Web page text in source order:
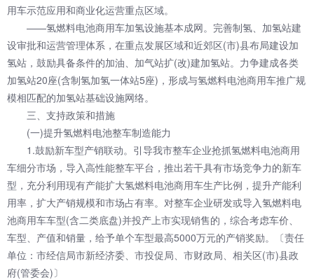
用车示范应用和商业化运营重点区域。
——氢燃料电池商用车加氢设施基本成网。完善制氢、加氢站建
设审批和运营管理体系，在重点发展区域和近郊区(市)县布局建设加
氢站，鼓励具备条件的加油、加气站扩(改)建加氢站。力争建成各类
加氢站20座(含制氢加氢一体站5座)，形成与氢燃料电池商用车推广规
模相匹配的加氢站基础设施网络。
三、支持政策和措施
(一)提升氢燃料电池整车制造能力
1.鼓励新车型产销联动。引导我市整车企业抢抓氢燃料电池商用
车细分市场，导入高性能整车平台，推出若干具有市场竞争力的新车
型，充分利用现有产能扩大氢燃料电池商用车生产比例，提升产能利
用率，扩大产销规模和市场占有率。对整车企业研发或导入氢燃料电
池商用车车型(含二类底盘)并投产上市实现销售的，综合考虑车价、
车型、产值和销量，给予单个车型最高5000万元的产销奖励。〔责任
单位：市经信局市新经济委、市投促局、市财政局、相关区(市)县政
府(管委会)〕